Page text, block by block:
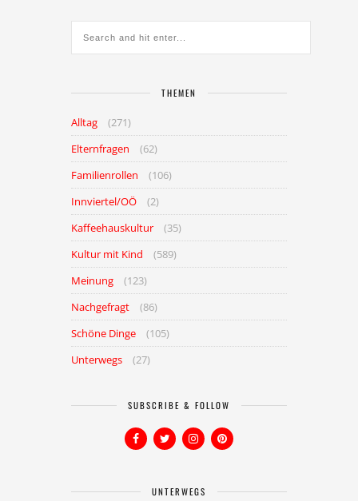
THEMEN
Alltag
(271)
Elternfragen
(62)
Familienrollen
(106)
Innviertel/OÖ
(2)
Kaffeehauskultur
(35)
Kultur mit Kind
(589)
Meinung
(123)
Nachgefragt
(86)
Schöne Dinge
(105)
Unterwegs
(27)
SUBSCRIBE & FOLLOW
UNTERWEGS